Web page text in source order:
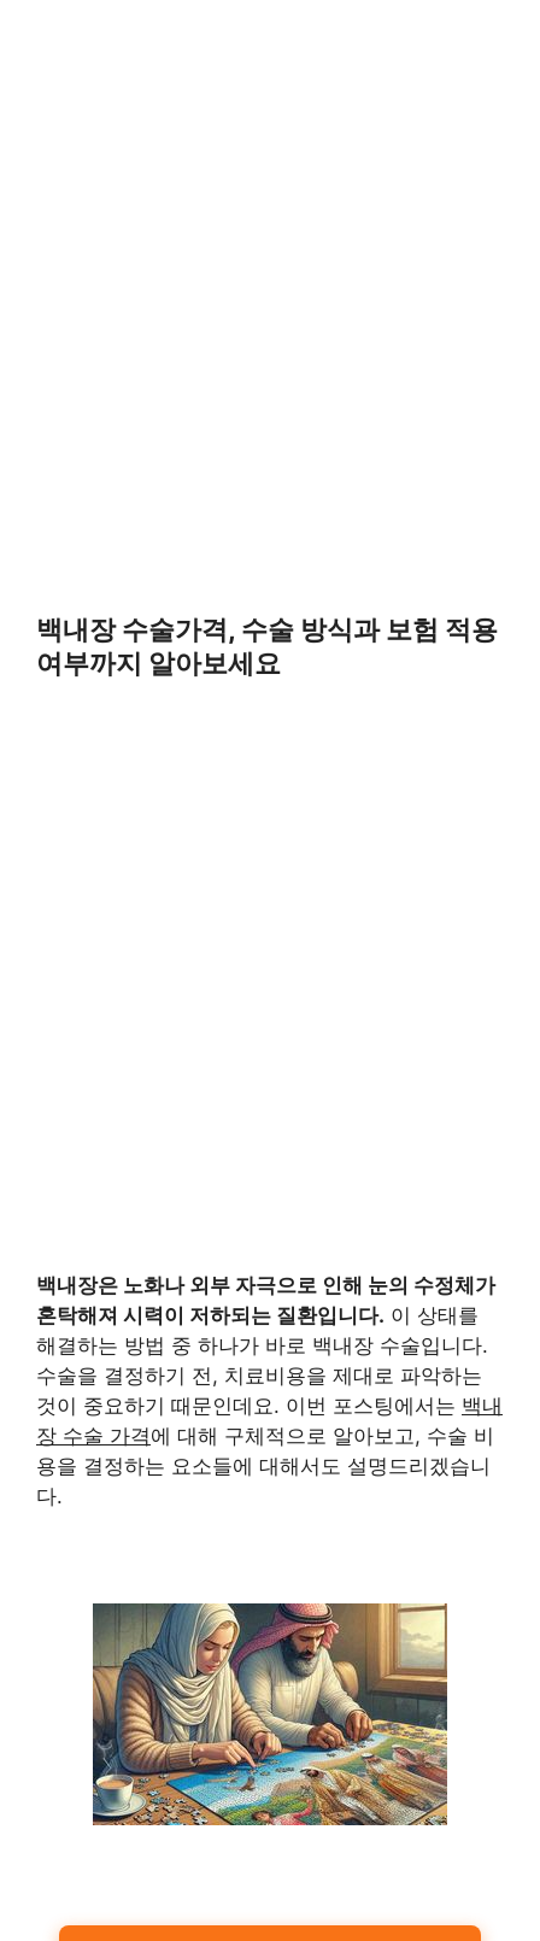
백내장 수술가격, 수술 방식과 보험 적용
여부까지 알아보세요
백내장은 노화나 외부 자극으로 인해 눈의 수정체가
혼탁해져 시력이 저하되는 질환입니다. 이 상태를
해결하는 방법 중 하나가 바로 백내장 수술입니다.
수술을 결정하기 전, 치료비용을 제대로 파악하는
것이 중요하기 때문인데요. 이번 포스팅에서는 백내
장 수술 가격에 대해 구체적으로 알아보고, 수술 비
용을 결정하는 요소들에 대해서도 설명드리겠습니
다.